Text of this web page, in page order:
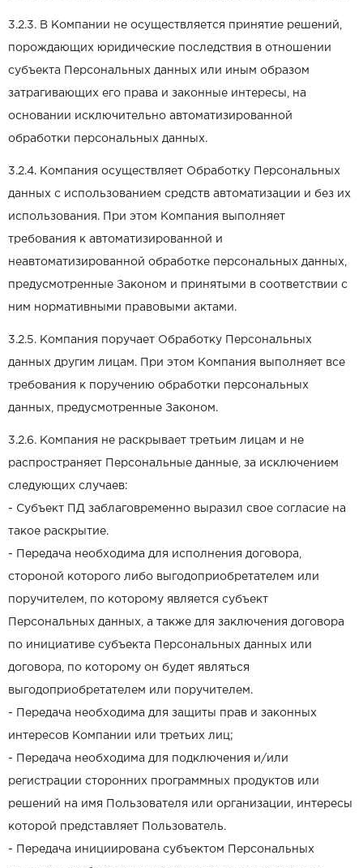
3.2.3. В Компании не осуществляется принятие решений,
порождающих юридические последствия в отношении
субъекта Персональных данных или иным образом
затрагивающих его права и законные интересы, на
основании исключительно автоматизированной
обработки персональных данных.
3.2.4. Компания осуществляет Обработку Персональных
данных с использованием средств автоматизации и без их
использования. При этом Компания выполняет
требования к автоматизированной и
неавтоматизированной обработке персональных данных,
предусмотренные Законом и принятыми в соответствии с
ним нормативными правовыми актами.
3.2.5. Компания поручает Обработку Персональных
данных другим лицам. При этом Компания выполняет все
требования к поручению обработки персональных
данных, предусмотренные Законом.
3.2.6. Компания не раскрывает третьим лицам и не
распространяет Персональные данные, за исключением
следующих случаев:
- Субъект ПД заблаговременно выразил свое согласие на
такое раскрытие.
- Передача необходима для исполнения договора,
стороной которого либо выгодоприобретателем или
поручителем, по которому является субъект
Персональных данных, а также для заключения договора
по инициативе субъекта Персональных данных или
договора, по которому он будет являться
выгодоприобретателем или поручителем.
- Передача необходима для защиты прав и законных
интересов Компании или третьих лиц;
- Передача необходима для подключения и/или
регистрации сторонних программных продуктов или
решений на имя Пользователя или организации, интересы
которой представляет Пользователь.
- Передача инициирована субъектом Персональных